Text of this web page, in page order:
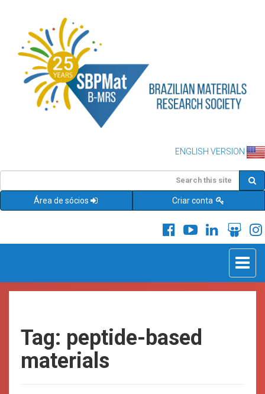
ENGLISH VERSION
Área de sócios Criar conta
Toggle
Tag: peptide-based
materials